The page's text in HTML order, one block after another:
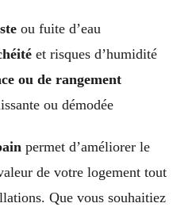
ou fuite d’eau
et risques d’humidité
ou de rangement
ou démodée
permet d’améliorer le
de votre logement tout
Que vous souhaitiez